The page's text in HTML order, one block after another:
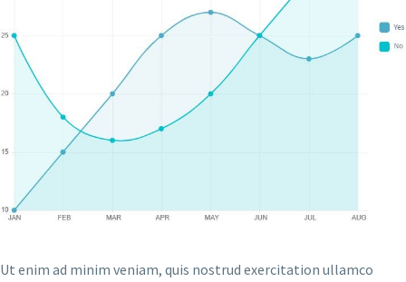
Ut enim ad minim veniam, quis nostrud exercitation ullamco